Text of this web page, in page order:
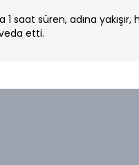
1 saat süren, adına yakışır,
etti.